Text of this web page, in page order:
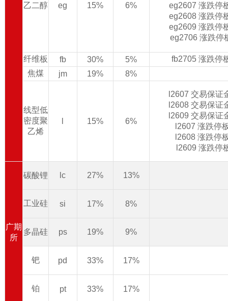
乙二醇 eg 15% 6%
eg2607 涨跌停
eg2608 涨跌停
eg2609 涨跌停
eg2706 涨跌停
纤维板 fb 30% 5%
fb2705 涨跌停
焦煤
jm 19% 8%
线型低
密度聚
乙烯
15% 6%
l2607 交易保证
l2608 交易保证
l2609 交易保证
l2607 涨跌停
l2608 涨跌停
l2609 涨跌停
广期
所
碳酸锂 lc 27% 13%
工业硅 si 17% 8%
多晶硅 ps 19% 9%
钯 pd 33% 17%
铂 pt 33% 17%